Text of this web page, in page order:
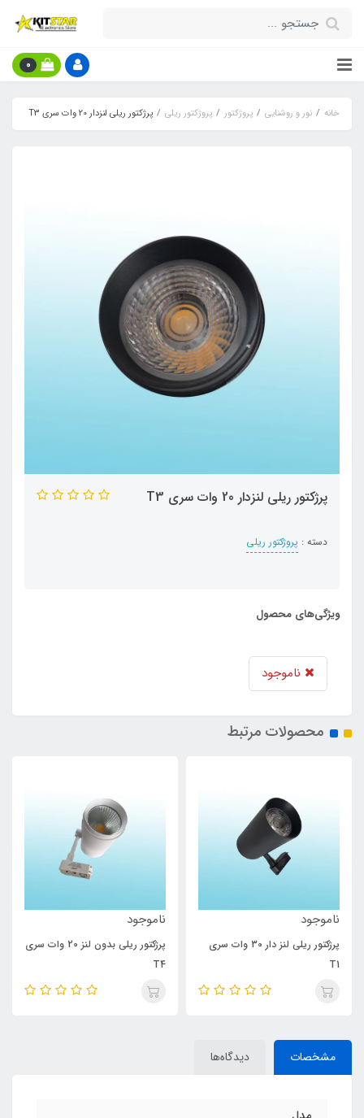
0
خانه نور و روشنایی پروژکتور پروژکتور ریلی پرژکتور ریلی لنزدار 20 وات سری T3
پرژکتور ریلی لنزدار 20 وات سری T3
دسته : پروژکتور ریلی
ویژگی‌های محصول
ناموجود
محصولات مرتبط
ناموجود
پرژکتور ریلی لنز دار 30 وات سری
T1
ناموجود
پرژکتور ریلی بدون لنز 20 وات سری
T4
مشخصات دیدگاه‌ها